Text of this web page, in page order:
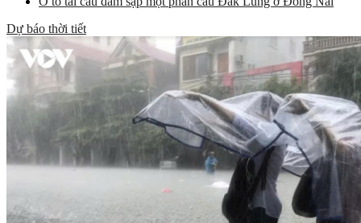
Dự báo thời tiết